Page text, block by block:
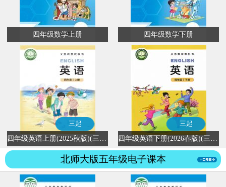
四年级数学上册 四年级数学下册
三起
三起
北师大版五年级电子课本